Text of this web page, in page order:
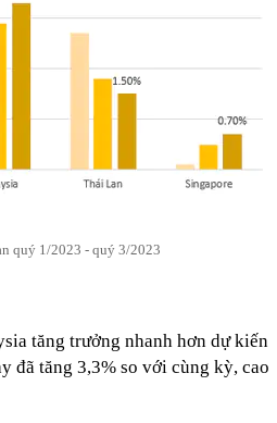
quý 1/2023 - quý 3/2023
tăng trưởng nhanh hơn dự kiến
đã tăng 3,3% so với cùng kỳ, cao